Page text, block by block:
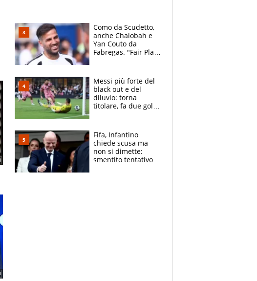
Como da Scudetto,
anche Chalobah e
Yan Couto da
Fabregas. "Fair Play
multa"
Messi più forte del
black out e del
diluvio: torna
titolare, fa due gol e
che ritiro
Fifa, Infantino
chiede scusa ma
non si dimette:
smentito tentativo di